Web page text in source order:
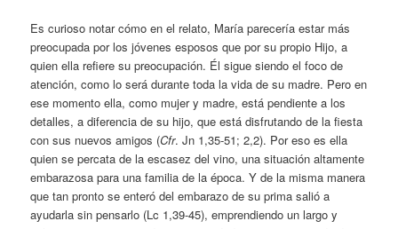
Es curioso notar cómo en el relato, María parecería estar más
preocupada por los jóvenes esposos que por su propio Hijo, a
quien ella refiere su preocupación. Él sigue siendo el foco de
atención, como lo será durante toda la vida de su madre. Pero en
ese momento ella, como mujer y madre, está pendiente a los
detalles, a diferencia de su hijo, que está disfrutando de la fiesta
con sus nuevos amigos (Cfr. Jn 1,35-51; 2,2). Por eso es ella
quien se percata de la escasez del vino, una situación altamente
embarazosa para una familia de la época. Y de la misma manera
que tan pronto se enteró del embarazo de su prima salió a
ayudarla sin pensarlo (Lc 1,39-45), emprendiendo un largo y